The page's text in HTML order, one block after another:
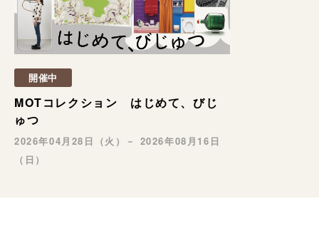
開催中
MOTコレクション はじめて、びじ
ゅつ
2026年04月28日（火）－ 2026年08月16日
（日）